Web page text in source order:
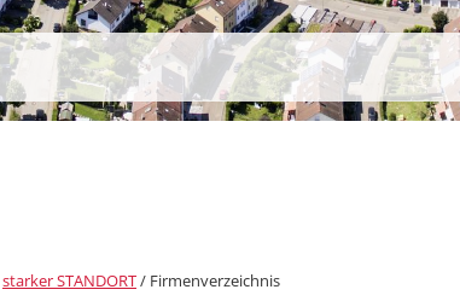
starker STANDORT/ Firmenverzeichnis